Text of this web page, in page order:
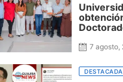
con7 agosto,